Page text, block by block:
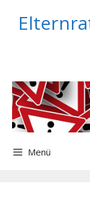
Inhalt
Menü